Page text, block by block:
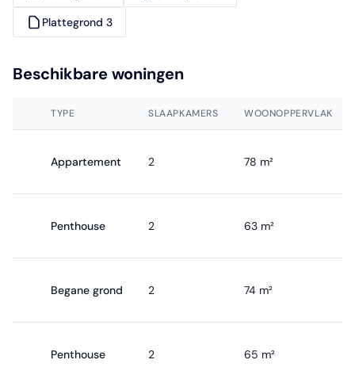
Plattegrond 3
Beschikbare woningen
TYPE SLAAPKAMERS WOONOPPERVLAK
Appartement 2 78 m²
Penthouse 2 63 m²
Begane grond 2 74 m²
Penthouse 2 65 m²